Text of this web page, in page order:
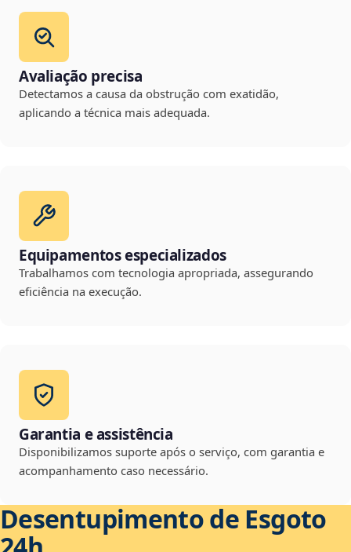
Avaliação precisa
Detectamos a causa da obstrução com exatidão,
aplicando a técnica mais adequada.
Equipamentos especializados
Trabalhamos com tecnologia apropriada, assegurando
eficiência na execução.
Garantia e assistência
Disponibilizamos suporte após o serviço, com garantia e
acompanhamento caso necessário.
Desentupimento de Esgoto